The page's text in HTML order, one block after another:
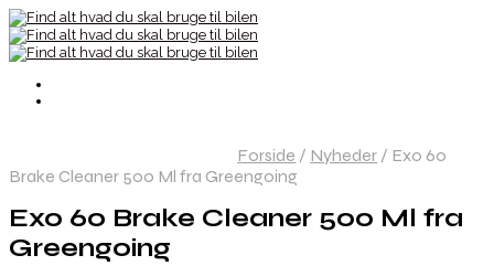
Forside / Nyheder / Exo 60
Brake Cleaner 500 Ml fra Greengoing
Exo 60 Brake Cleaner 500 Ml fra
Greengoing